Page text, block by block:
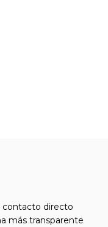
contacto directo
más transparente